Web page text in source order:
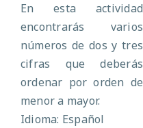
En esta actividad
encontrarás varios
números de dos y tres
cifras que deberás
ordenar por orden de
menor a mayor.
Idioma: Español